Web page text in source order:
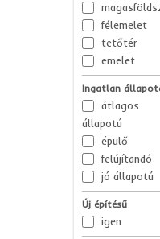
félemelet
tetőtér
emelet
Ingatlan
állapotú
épülő
felújítandó
jó állapotú
Új építésű
igen